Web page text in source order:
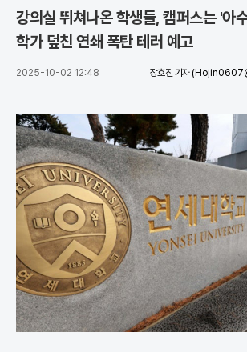
강의실 뛰쳐나온 학생들, 캠퍼스는 '아
학가 덮친 연쇄 폭탄 테러 예고
2025-10-02 12:48 장호진 기자